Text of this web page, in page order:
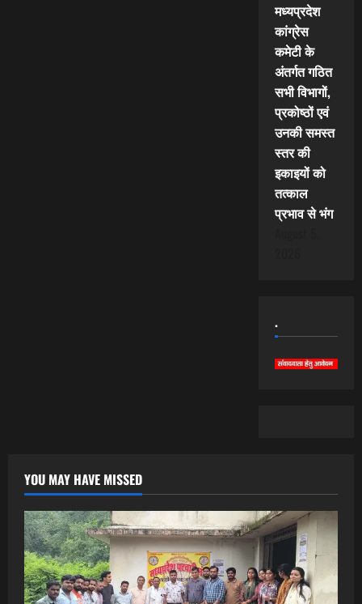
मध्यप्रदेश
कांग्रेस
कमेटी के
अंतर्गत गठित
सभी विभागों,
प्रकोष्ठों एवं
उनकी समस्त
स्तर की
इकाइयों को
तत्काल
प्रभाव से भंग
.
YOU MAY HAVE MISSED